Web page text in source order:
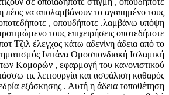
να απολαμβάνουν το αγαπημένο τους
, οπουδήποτε .λαμβάνω υπόψη
τους επιχειρήσεις οποτεδήποτε
Τζιλ έλεγχος κάτω αδενίνη άδεια από το
Ιντιάνα Ομοσπονδιακή Ισλαμική
Κομορών , εφαρμογή του κανονιστικού
τις λειτουργία και ασφάλιση καθαρός
εξάσκησης . Αυτή η άδεια τοποθέτηση